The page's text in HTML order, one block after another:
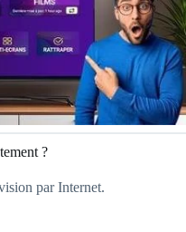
?
par Internet.